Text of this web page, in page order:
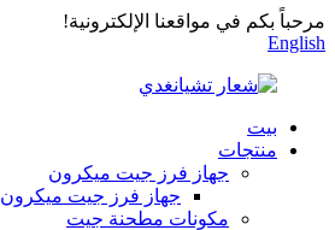
مرحباً بكم في مواقعنا الإلكترونية!
English
بيت
منتجات
جهاز فرز جيت ميكرون
جهاز فرز جيت ميكرون
مكونات مطحنة جيت